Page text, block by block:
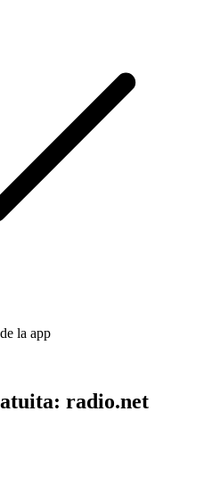
la app
radio.net